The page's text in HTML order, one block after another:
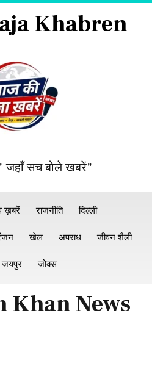
Khabren
सच बोले खबरें"
ख़बरें राजनीति दिल्ली
खेल अपराध जीवन शैली
जयपुर जोक्स
Khan News